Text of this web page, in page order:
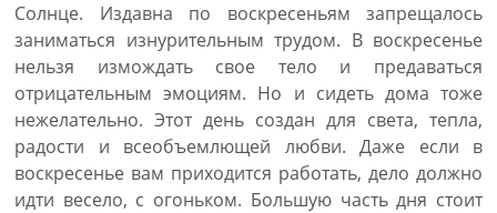
Солнце. Издавна по воскресеньям запрещалось
заниматься изнурительным трудом. В воскресенье
нельзя измождать свое тело и предаваться
отрицательным эмоциям. Но и сидеть дома тоже
нежелательно. Этот день создан для света, тепла,
радости и всеобъемлющей любви. Даже если в
воскресенье вам приходится работать, дело должно
идти весело, с огоньком. Большую часть дня стоит